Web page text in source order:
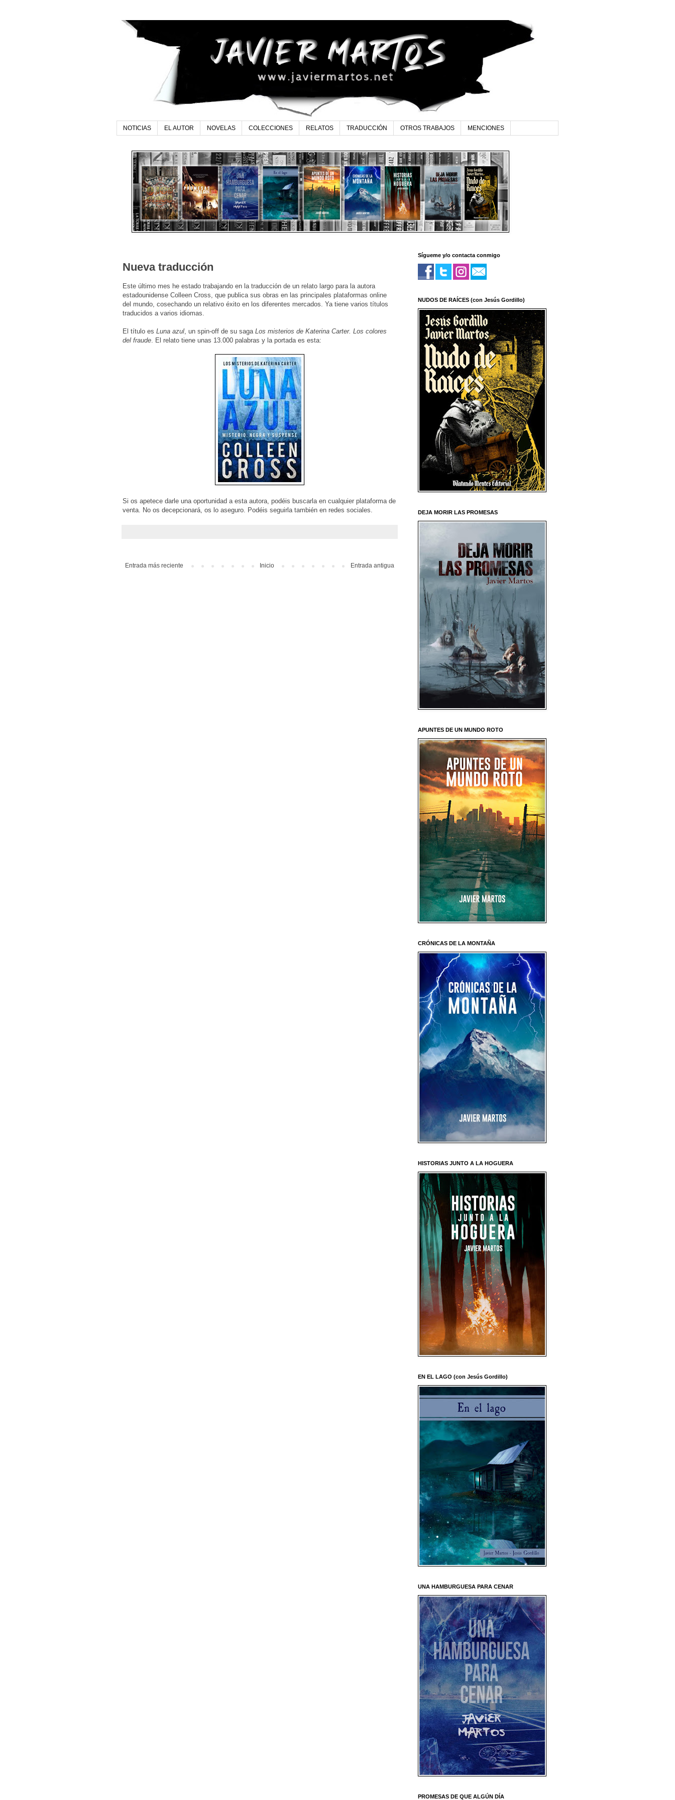
NOTICIAS EL AUTOR NOVELAS COLECCIONES RELATOS TRADUCCIÓN OTROS TRABAJOS MENCIONES
Nueva traducción
Este último mes he estado trabajando en la traducción de un relato largo para la autora
estadounidense Colleen Cross, que publica sus obras en las principales plataformas online
del mundo, cosechando un relativo éxito en los diferentes mercados. Ya tiene varios títulos
traducidos a varios idiomas.
El título es Luna azul, un spin-off de su saga Los misterios de Katerina Carter. Los colores
del fraude. El relato tiene unas 13.000 palabras y la portada es esta:
Si os apetece darle una oportunidad a esta autora, podéis buscarla en cualquier plataforma de
venta. No os decepcionará, os lo aseguro. Podéis seguirla también en redes sociales.
Entrada más reciente Entrada antigua
Inicio
Sígueme y/o contacta conmigo
NUDOS DE RAÍCES (con Jesús Gordillo)
DEJA MORIR LAS PROMESAS
APUNTES DE UN MUNDO ROTO
CRÓNICAS DE LA MONTAÑA
HISTORIAS JUNTO A LA HOGUERA
EN EL LAGO (con Jesús Gordillo)
UNA HAMBURGUESA PARA CENAR
PROMESAS DE QUE ALGÚN DÍA